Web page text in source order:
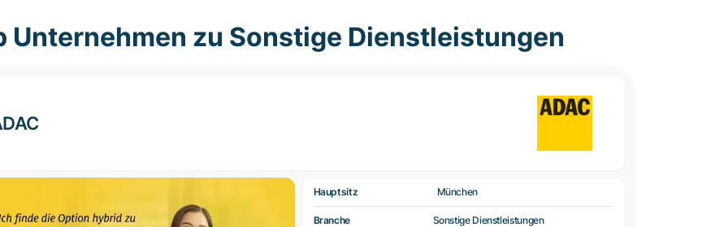
Unternehmen zu Sonstige Dienstleistungen
Hauptsitz München
Branche Sonstige Dienstleistungen